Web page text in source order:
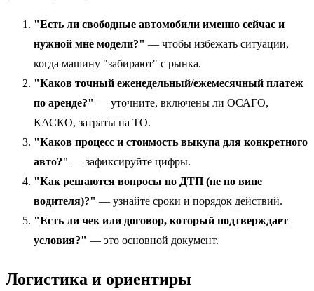
"Есть ли свободные автомобили именно сейчас и
нужной мне модели?" — чтобы избежать ситуации,
когда машину "забирают" с рынка.
"Каков точный еженедельный/ежемесячный платеж
по аренде?" — уточните, включены ли ОСАГО,
КАСКО, затраты на ТО.
"Каков процесс и стоимость выкупа для конкретного
авто?" — зафиксируйте цифры.
"Как решаются вопросы по ДТП (не по вине
водителя)?" — узнайте сроки и порядок действий.
"Есть ли чек или договор, который подтверждает
условия?" — это основной документ.
Логистика и ориентиры